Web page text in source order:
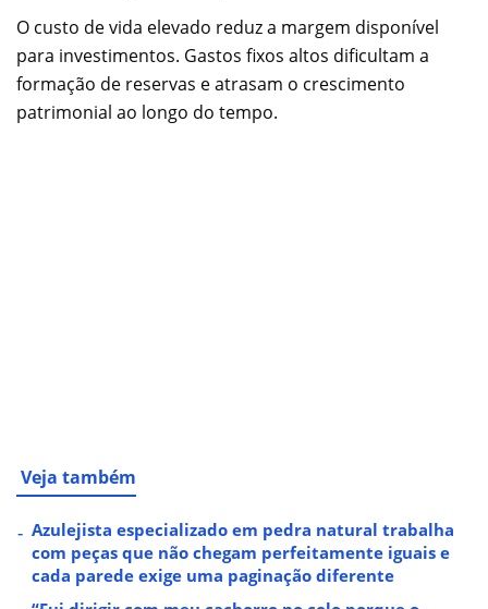
O custo de vida elevado reduz a margem disponível
para investimentos. Gastos fixos altos dificultam a
formação de reservas e atrasam o crescimento
patrimonial ao longo do tempo.
Veja também
Azulejista especializado em pedra natural trabalha
com peças que não chegam perfeitamente iguais e
cada parede exige uma paginação diferente